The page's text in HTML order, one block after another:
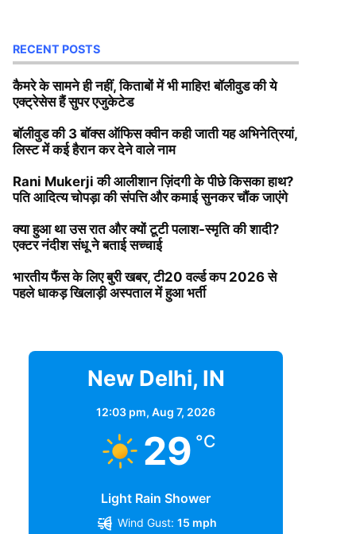
RECENT POSTS
कैमरे के सामने ही नहीं, किताबों में भी माहिर! बॉलीवुड की ये
एक्ट्रेसेस हैं सुपर एजुकेटेड
बॉलीवुड की 3 बॉक्स ऑफिस क्वीन कही जाती यह अभिनेत्रियां,
लिस्ट में कई हैरान कर देने वाले नाम
Rani Mukerji की आलीशान ज़िंदगी के पीछे किसका हाथ?
पति आदित्य चोपड़ा की संपत्ति और कमाई सुनकर चौंक जाएंगे
क्या हुआ था उस रात और क्यों टूटी पलाश-स्मृति की शादी?
एक्टर नंदीश संधू ने बताई सच्चाई
भारतीय फैंस के लिए बुरी खबर, टी20 वर्ल्ड कप 2026 से
पहले धाकड़ खिलाड़ी अस्पताल में हुआ भर्ती
New Delhi, IN
12:03 pm, Aug 7, 2026
29 °C
Light Rain Shower
Wind Gust: 15 mph